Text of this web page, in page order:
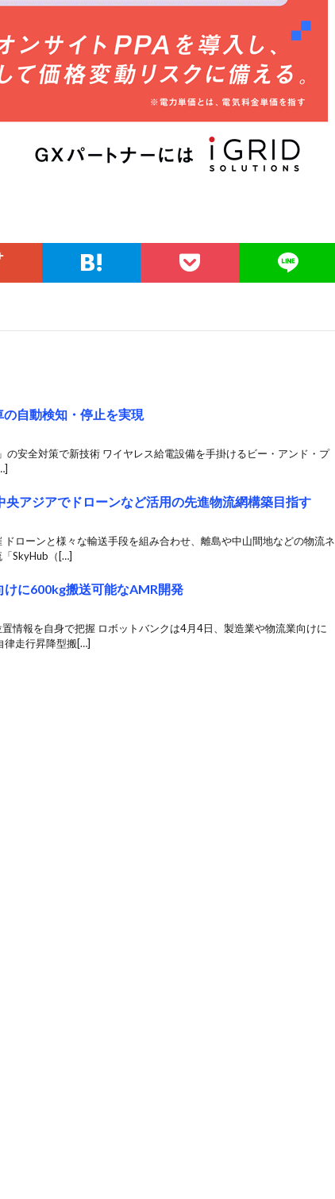
の自動検知・停止を実現
の安全対策で新技術 ワイヤレス給電設備を手掛けるビー・アンド・プ
央アジアでドローンなど活用の先進物流網構築目指す
ローンと様々な輸送手段を組み合わせ、離島や中山間地などの物流ネ
SkyHub（[…]
けに600kg搬送可能なAMR開発
情報を自身で把握 ロボットバンクは4月4日、製造業や物流業向けに
律走行昇降型搬[…]